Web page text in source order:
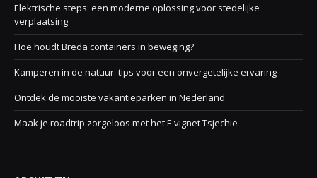
Elektrische steps: een moderne oplossing voor stedelijke
verplaatsing
Hoe houdt Breda containers in beweging?
Kamperen in de natuur: tips voor een onvergetelijke ervaring
Ontdek de mooiste vakantieparken in Nederland
Maak je roadtrip zorgeloos met het E vignet Tsjechie